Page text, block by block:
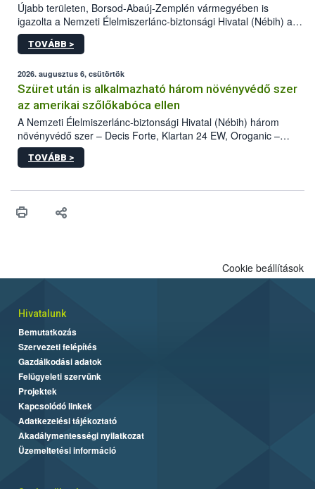
Újabb területen, Borsod-Abaúj-Zemplén vármegyében is
igazolta a Nemzeti Élelmiszerlánc-biztonsági Hivatal (Nébih) a
kőrisrontó karcsúdíszbogár (Agrilus planipennis) jelenlétét. A
kártevőt nem csak színcsapdában találták meg, de már fertőzött
az intenzív felderítést, emellett az intézkedéseket a szlovák
hatósággal is összehangolják a terjedés megállítása érdekében.
TOVÁBB >
2026. augusztus 6, csütörtök
Szüret után is alkalmazható három növényvédő szer
az amerikai szőlőkabóca ellen
A Nemzeti Élelmiszerlánc-biztonsági Hivatal (Nébih) három
növényvédő szer – Decis Forte, Klartan 24 EW, Oroganic –
engedélyokiratát módosította, így azok a szüretet követően,
egészen a vesszőérettség (BBCH 91) stádiumáig
érésű szőlőkben is legyen lehetőség a károsító elleni további
felhasználók számára is elérhető és ökológiai termesztésben is
TOVÁBB >
Cookie beállítások
Hivatalunk
Bemutatkozás
Szervezeti felépítés
Gazdálkodási adatok
Felügyeleti szervünk
Projektek
Kapcsolódó linkek
Adatkezelési tájékoztató
Akadálymentességi nyilatkozat
Üzemeltetési információ